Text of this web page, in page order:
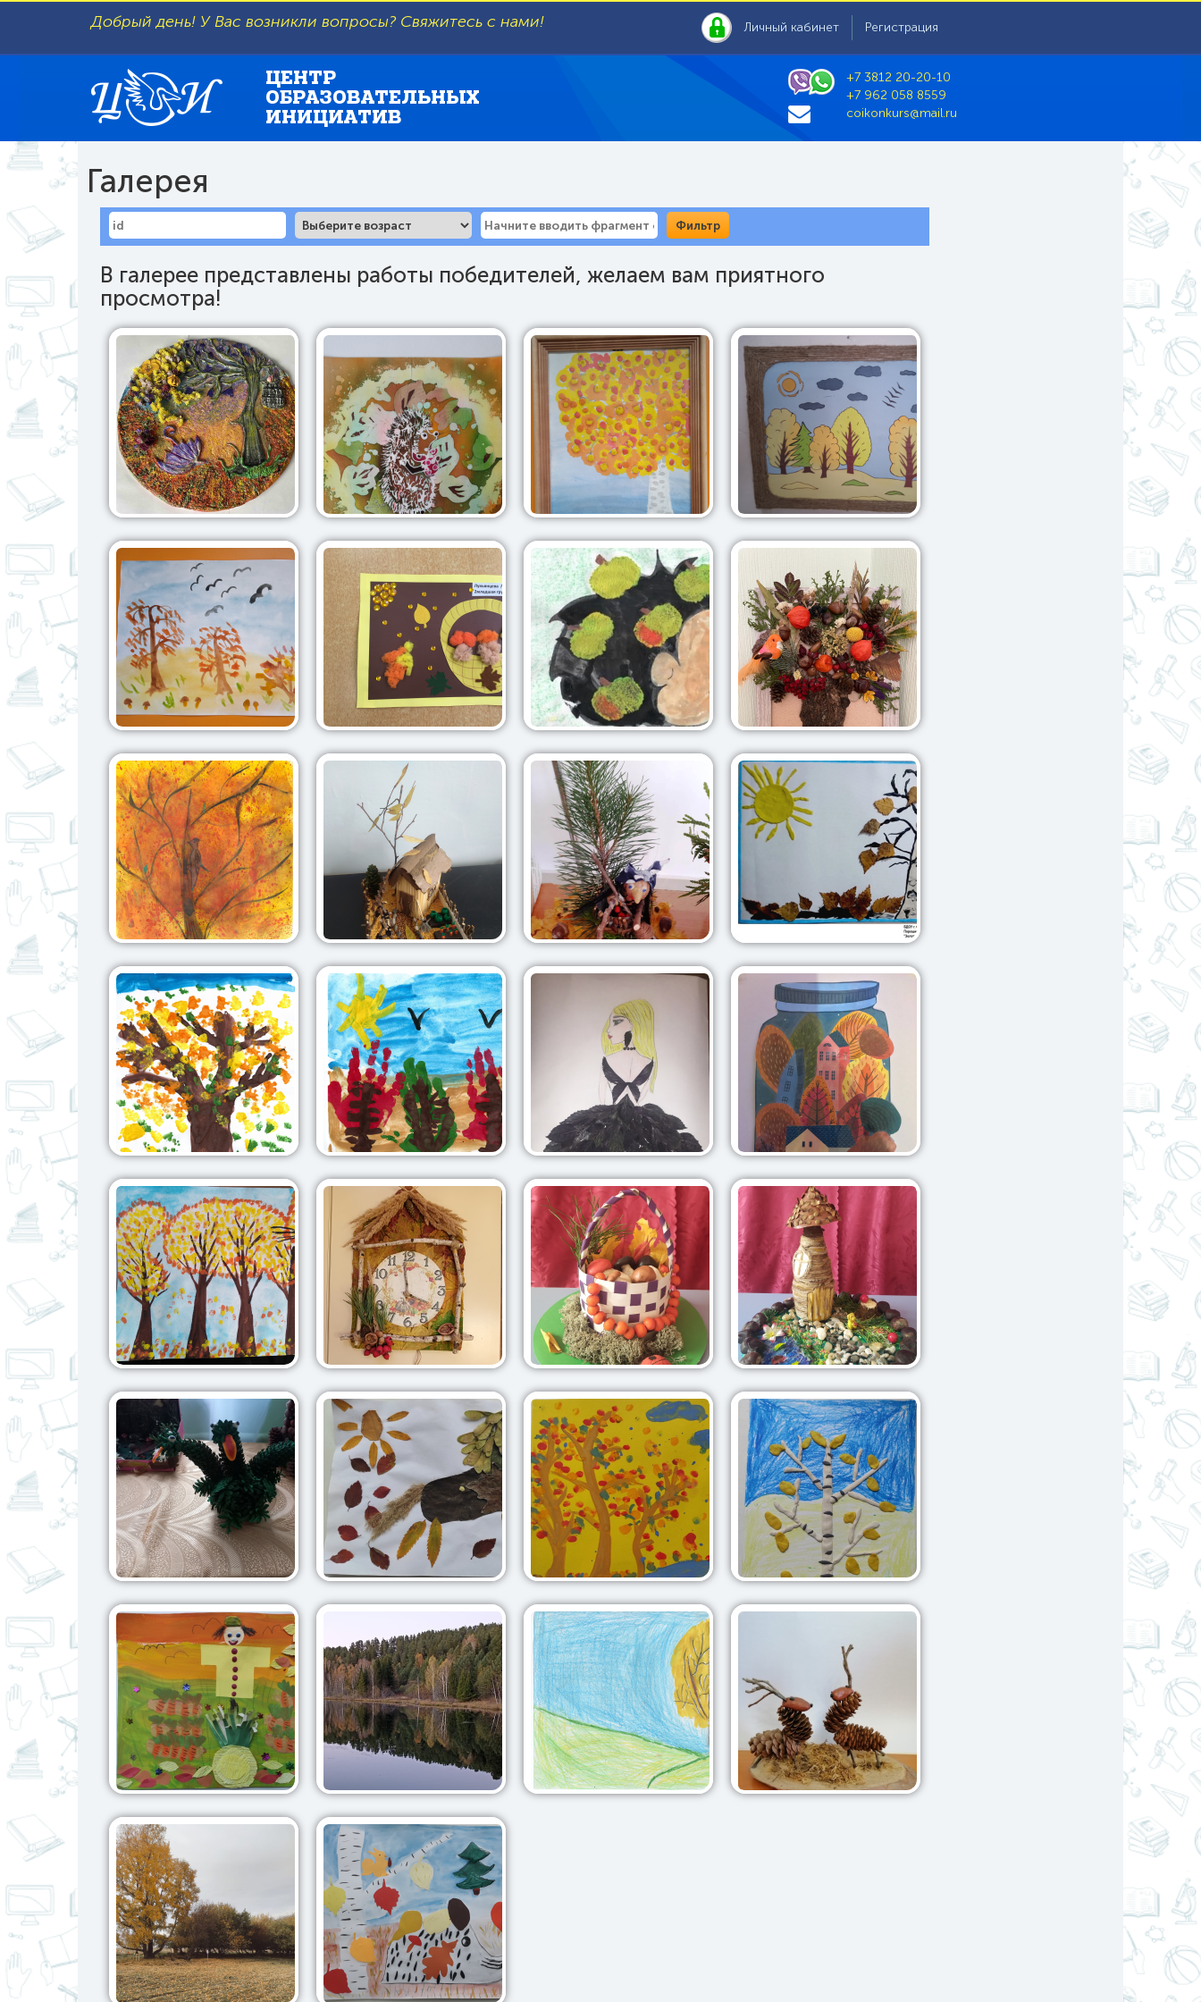
Добрый день! У Вас возникли вопросы? Свяжитесь с нами! Личный кабинет Регистрация
ЦЕНТР
ОБРАЗОВАТЕЛЬНЫХ
ИНИЦИАТИВ
+7 3812 20-20-10
+7 962 058 8559
coikonkurs@mail.ru
Галерея
В галерее представлены работы победителей, желаем вам приятного
просмотра!